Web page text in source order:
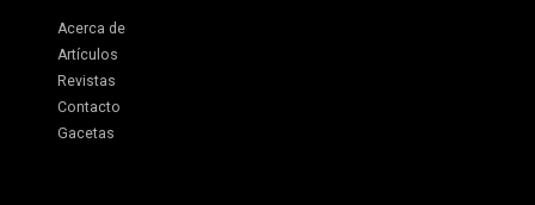
Acerca de
Artículos
Revistas
Contacto
Gacetas